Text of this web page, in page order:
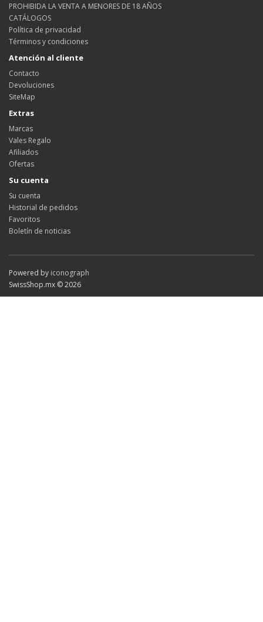
PROHIBIDA LA VENTA A MENORES DE 18 AÑOS
CATÁLOGOS
Política de privacidad
Términos y condiciones
Atención al cliente
Contacto
Devoluciones
SiteMap
Extras
Marcas
Vales Regalo
Afiliados
Ofertas
Su cuenta
Su cuenta
Historial de pedidos
Favoritos
Boletín de noticias
Powered by iconograph
SwissShop.mx © 2026